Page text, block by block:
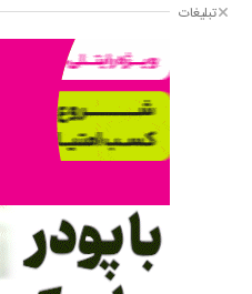
تبلیغات